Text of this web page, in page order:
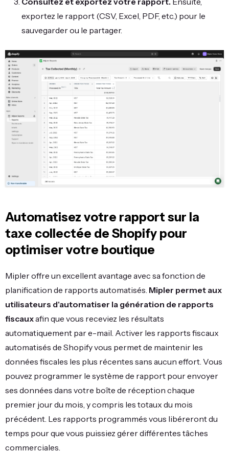
exportez le rapport (CSV, Excel, PDF, etc.) pour le
sauvegarder ou le partager.
Automatisez votre rapport sur la
taxe collectée de Shopify pour
optimiser votre boutique
Mipler offre un excellent avantage avec sa fonction de
planification de rapports automatisés. Mipler permet aux
utilisateurs d'automatiser la génération de rapports
fiscauxafin que vous receviez les résultats
automatiquement par e-mail. Activer les rapports fiscaux
automatisés de Shopify vous permet de maintenir les
données fiscales les plus récentes sans aucun effort. Vous
pouvez programmer le système de rapport pour envoyer
ses données dans votre boîte de réception chaque
premier jour du mois, y compris les totaux du mois
précédent. Les rapports programmés vous libéreront du
temps pour que vous puissiez gérer différentes tâches
commerciales.